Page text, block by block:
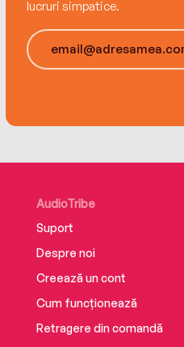
lucruri simpatice.
AudioTribe
Suport
Despre noi
Creează un cont
Cum funcționează
Retragere din comandă